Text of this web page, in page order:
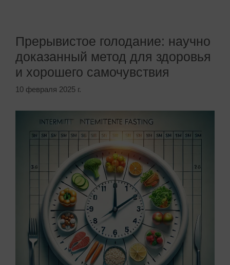
Прерывистое голодание: научно
доказанный метод для здоровья
и хорошего самочувствия
10 февраля 2025 г.